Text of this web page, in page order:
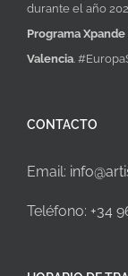
durante el año
Programa
Valencia.
CONTACTO
Email:
Teléfono: +34